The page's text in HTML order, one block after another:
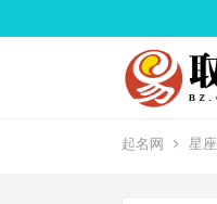
起名网 星座